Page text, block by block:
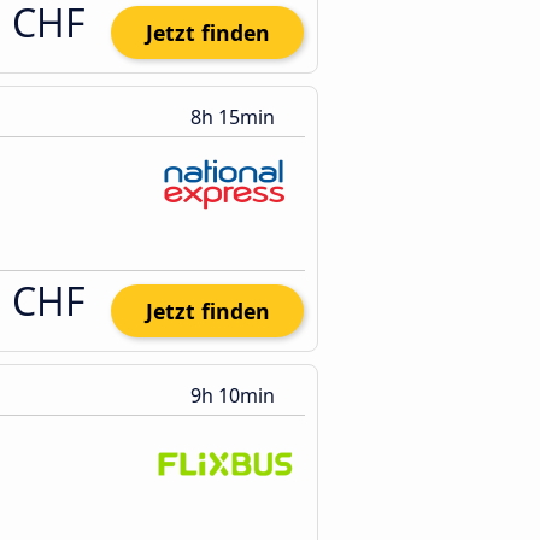
Jetzt finden
8h 15min
Jetzt finden
9h 10min